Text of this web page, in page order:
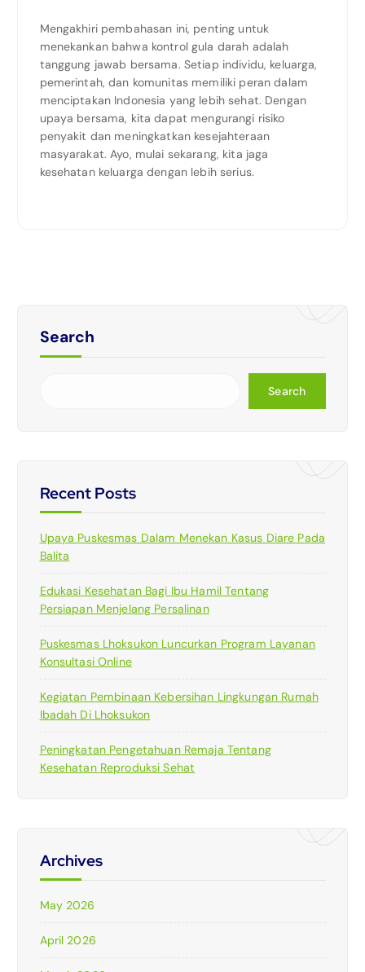
Mengakhiri pembahasan ini, penting untuk
menekankan bahwa kontrol gula darah adalah
tanggung jawab bersama. Setiap individu, keluarga,
pemerintah, dan komunitas memiliki peran dalam
menciptakan Indonesia yang lebih sehat. Dengan
upaya bersama, kita dapat mengurangi risiko
penyakit dan meningkatkan kesejahteraan
masyarakat. Ayo, mulai sekarang, kita jaga
kesehatan keluarga dengan lebih serius.
Search
Search
Recent Posts
Upaya Puskesmas Dalam Menekan Kasus Diare Pada
Balita
Edukasi Kesehatan Bagi Ibu Hamil Tentang
Persiapan Menjelang Persalinan
Puskesmas Lhoksukon Luncurkan Program Layanan
Konsultasi Online
Kegiatan Pembinaan Kebersihan Lingkungan Rumah
Ibadah Di Lhoksukon
Peningkatan Pengetahuan Remaja Tentang
Kesehatan Reproduksi Sehat
Archives
May 2026
April 2026